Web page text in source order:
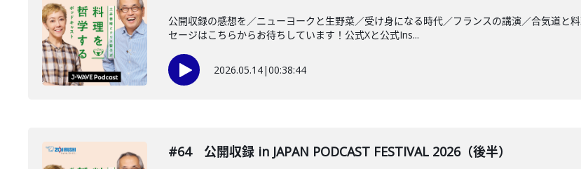
公開収録の感想を／ニューヨークと生野菜／受け身になる時代／フランスの講演／合気道と
セージはこちらからお待ちしています！公式Xと公式Ins...
2026.05.14|00:38:44
#64 公開収録 in JAPAN PODCAST FESTIVAL 2026（後半）